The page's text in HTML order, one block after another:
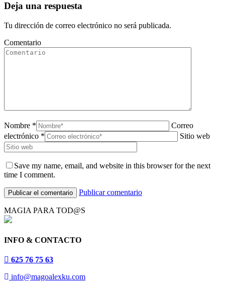
Deja una respuesta
Tu dirección de correo electrónico no será publicada.
Comentario
Nombre *
Correo
electrónico *
Sitio web
Save my name, email, and website in this browser for the next
time I comment.
Publicar comentario
MAGIA PARA TOD@S
INFO & CONTACTO
625 76 75 63
info@magoalexku.com